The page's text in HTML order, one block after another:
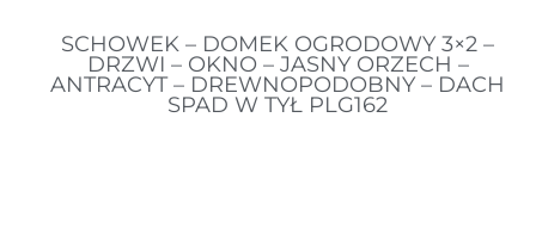
SCHOWEK – DOMEK OGRODOWY 3×2 –
DRZWI – OKNO – JASNY ORZECH –
ANTRACYT – DREWNOPODOBNY – DACH
SPAD W TYŁ PLG162